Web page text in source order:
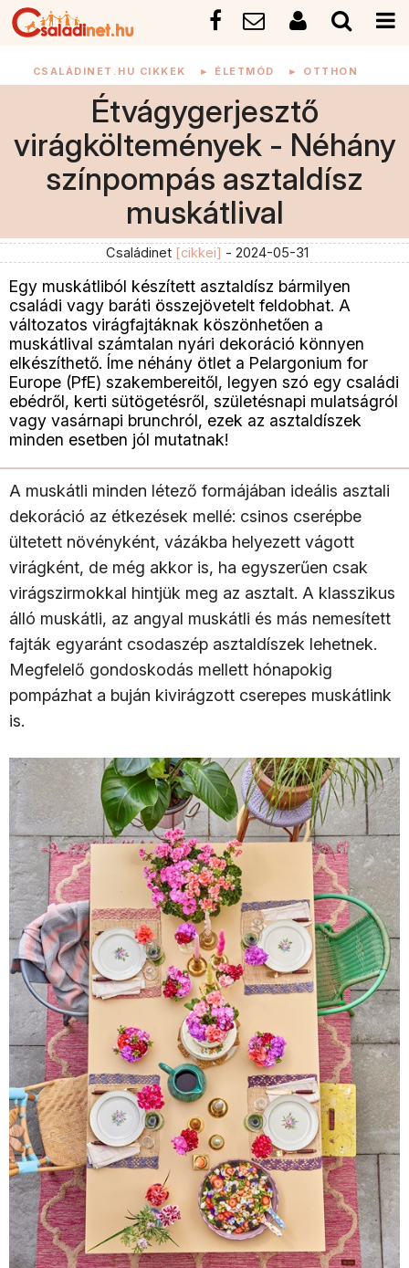
CSALÁDINET.HU CIKKEK ► ÉLETMÓD ► OTTHON
Étvágygerjesztő
virágköltemények - Néhány
színpompás asztaldísz
muskátlival
Családinet [cikkei] - 2024-05-31
Egy muskátliból készített asztaldísz bármilyen
családi vagy baráti összejövetelt feldobhat. A
változatos virágfajtáknak köszönhetően a
muskátlival számtalan nyári dekoráció könnyen
elkészíthető. Íme néhány ötlet a Pelargonium for
Europe (PfE) szakembereitől, legyen szó egy családi
ebédről, kerti sütögetésről, születésnapi mulatságról
vagy vasárnapi brunchról, ezek az asztaldíszek
minden esetben jól mutatnak!
A muskátli minden létező formájában ideális asztali
dekoráció az étkezések mellé: csinos cserépbe
ültetett növényként, vázákba helyezett vágott
virágként, de még akkor is, ha egyszerűen csak
virágszirmokkal hintjük meg az asztalt. A klasszikus
álló muskátli, az angyal muskátli és más nemesített
fajták egyaránt csodaszép asztaldíszek lehetnek.
Megfelelő gondoskodás mellett hónapokig
pompázhat a buján kivirágzott cserepes muskátlink
is.